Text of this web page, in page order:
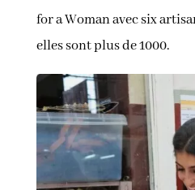
for a Woman avec six
elles sont plus de 1000.